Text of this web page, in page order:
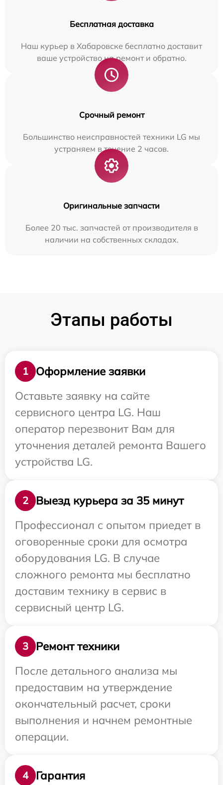
Бесплатная доставка
Наш курьер в Хабаровске бесплатно доставит
ваше устройство на ремонт и обратно.
Срочный ремонт
Большинство неисправностей техники LG мы
устраняем в течение 2 часов.
Оригинальные запчасти
Более 20 тыс. запчастей от производителя в
наличии на собственных складах.
Этапы работы
1
Оформление заявки
Оставьте заявку на сайте
сервисного центра LG. Наш
оператор перезвонит Вам для
уточнения деталей ремонта Вашего
устройства LG.
2
Выезд курьера за 35 минут
Профессионал с опытом приедет в
оговоренные сроки для осмотра
оборудования LG. В случае
сложного ремонта мы бесплатно
доставим технику в сервис в
сервисный центр LG.
3
Ремонт техники
После детального анализа мы
предоставим на утверждение
окончательный расчет, сроки
выполнения и начнем ремонтные
операции.
4 Гарантия